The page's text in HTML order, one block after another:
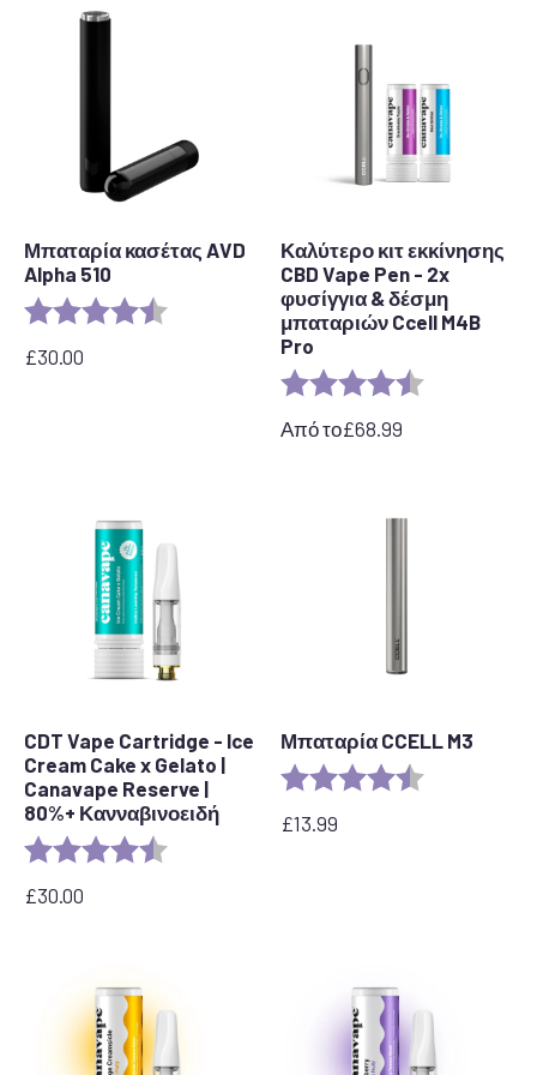
Μπαταρία κασέτας AVD
Alpha 510
Αξιολόγηση: 4,7 από 5 αστέρια
£30.00
Καλύτερο κιτ εκκίνησης
CBD Vape Pen - 2x
φυσίγγια & δέσμη
μπαταριών Ccell M4B
Pro
Αξιολόγηση:
Από το£68.99
CDT Vape Cartridge - Ice
Cream Cake x Gelato |
Canavape Reserve |
80%+ Κανναβινοειδή
Αξιολόγηση:
£30.00
Μπαταρία CCELL M3
Αξιολόγηση:
£13.99